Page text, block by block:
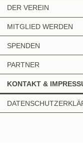
DER VEREIN
MITGLIED WERDEN
SPENDEN
PARTNER
KONTAKT &